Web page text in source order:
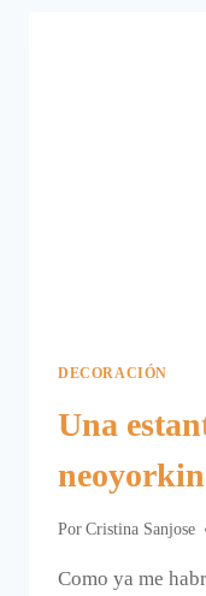
DECORACIÓN
Una
Por Cristina Sanjose
Como ya me